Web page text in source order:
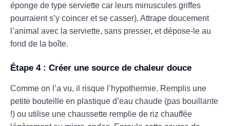
éponge de type serviette car leurs minuscules griffes
pourraient s’y coincer et se casser). Attrape doucement
l’animal avec la serviette, sans presser, et dépose-le au
fond de la boîte.
Étape 4 : Créer une source de chaleur douce
Comme on l’a vu, il risque l’hypothermie. Remplis une
petite bouteille en plastique d’eau chaude (pas bouillante
!) ou utilise une chaussette remplie de riz chauffée